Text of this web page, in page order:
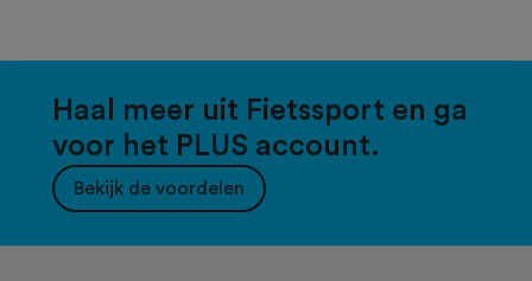
Haal meer uit Fietssport en ga
voor het PLUS account.
Bekijk de voordelen